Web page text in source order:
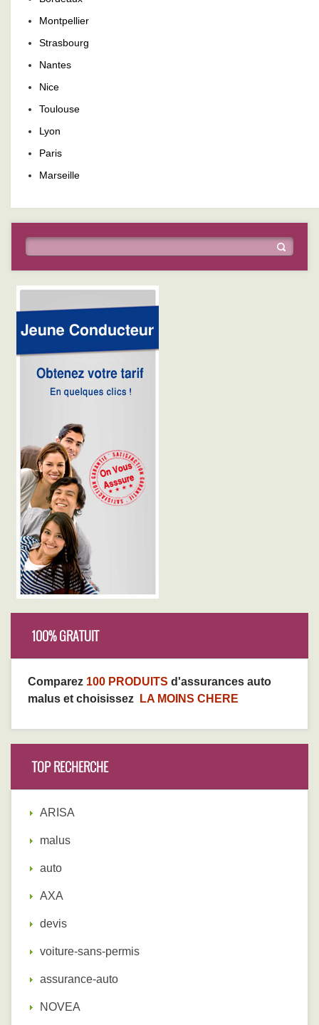
Montpellier
Strasbourg
Nantes
Nice
Toulouse
Lyon
Paris
Marseille
100% GRATUIT
Comparez 100 PRODUITS d'assurances auto
malus et choisissez
LA MOINS CHERE
TOP RECHERCHE
ARISA
malus
auto
AXA
devis
voiture-sans-permis
assurance-auto
NOVEA